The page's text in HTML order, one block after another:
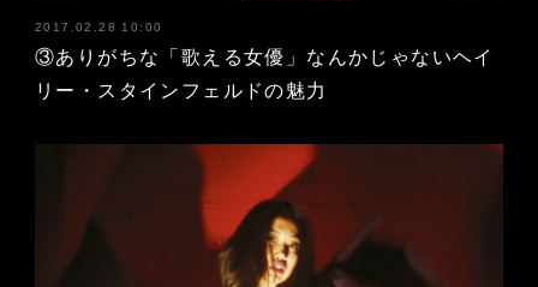
2017.02.28 10:00
③ありがちな「歌える女優」なんかじゃないヘイ
リー・スタインフェルドの魅力